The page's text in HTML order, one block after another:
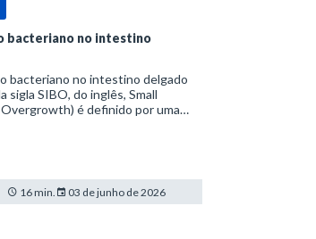
bacteriano no intestino
bacteriano no intestino delgado
sigla SIBO, do inglês, Small
é definido por uma
do trato digestivo. P
16 min. 03 de junho de 2026